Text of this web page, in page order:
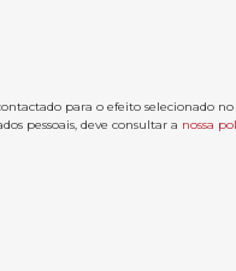
para o efeito selecionado no
pessoais, deve consultar a nossa